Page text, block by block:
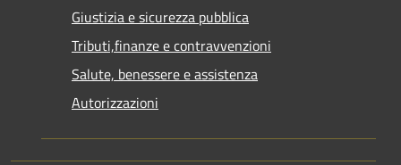
Giustizia e sicurezza pubblica
Tributi,finanze e contravvenzioni
Salute, benessere e assistenza
Autorizzazioni